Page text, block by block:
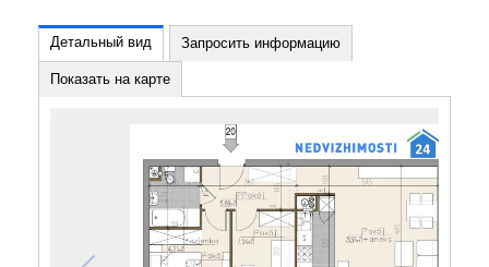
Детальный вид Запросить информацию
Показать на карте